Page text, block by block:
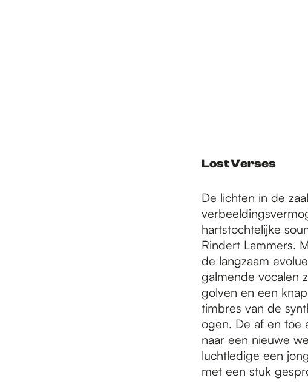
Lost Verses
De lichten in de
hartstochtelijke
Rindert Lammers.
de langzaam
galmende vocalen
golven en een
timbres van de
ogen. De af en toe
naar een nieuwe
luchtledige een
met een stuk